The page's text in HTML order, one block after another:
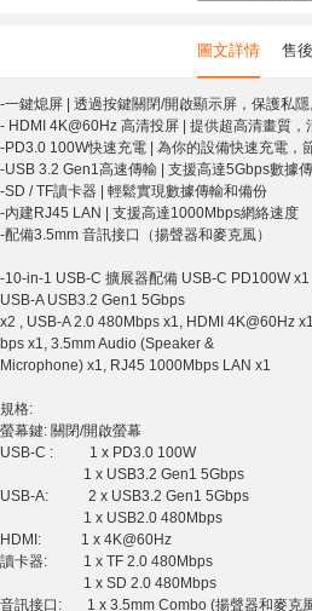
圖文詳情 售
-一鍵熄屏 | 透過按鍵關閉/開啟顯示屏，保護私隱
- HDMI 4K@60Hz 高清投屏 | 提供超高清畫質，
-PD3.0 100W快速充電 | 為你的設備快速充電，
-USB 3.2 Gen1高速傳輸 | 支援高達5Gbps數據
-SD / TF讀卡器 | 輕鬆實現數據傳輸和備份
-內建RJ45 LAN | 支援高達1000Mbps網絡速度
-配備3.5mm 音訊接口（揚聲器和麥克風）
-10-in-1 USB-C 擴展器配備 USB-C PD100W
USB-A USB3.2 Gen1 5Gbps
x2 , USB-A 2.0 480Mbps x1, HDMI 4K@60Hz
bps x1, 3.5mm Audio (Speaker &
Microphone) x1, RJ45 1000Mbps LAN x1
規格:
螢幕鍵: 關閉/開啟螢幕
USB-C : 1 x PD3.0 100W
1 x USB3.2 Gen1 5Gbps
USB-A: 2 x USB3.2 Gen1 5Gbps
1 x USB2.0 480Mbps
HDMI: 1 x 4K@60Hz
讀卡器: 1 x TF 2.0 480Mbps
1 x SD 2.0 480Mbps
音訊接口: 1 x 3.5mm Combo (揚聲器和麥克